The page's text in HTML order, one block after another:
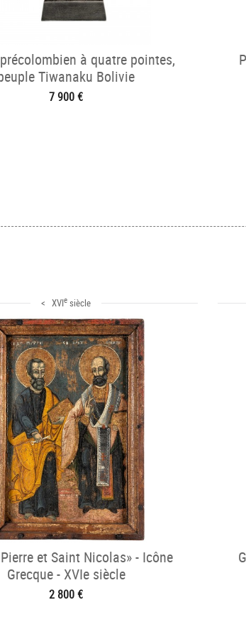
à quatre pointes,
Tiwanaku Bolivie
7 900 €
< XVIe siècle
et Saint Nicolas» - Icône
Grecque - XVIe siècle
2 800 €